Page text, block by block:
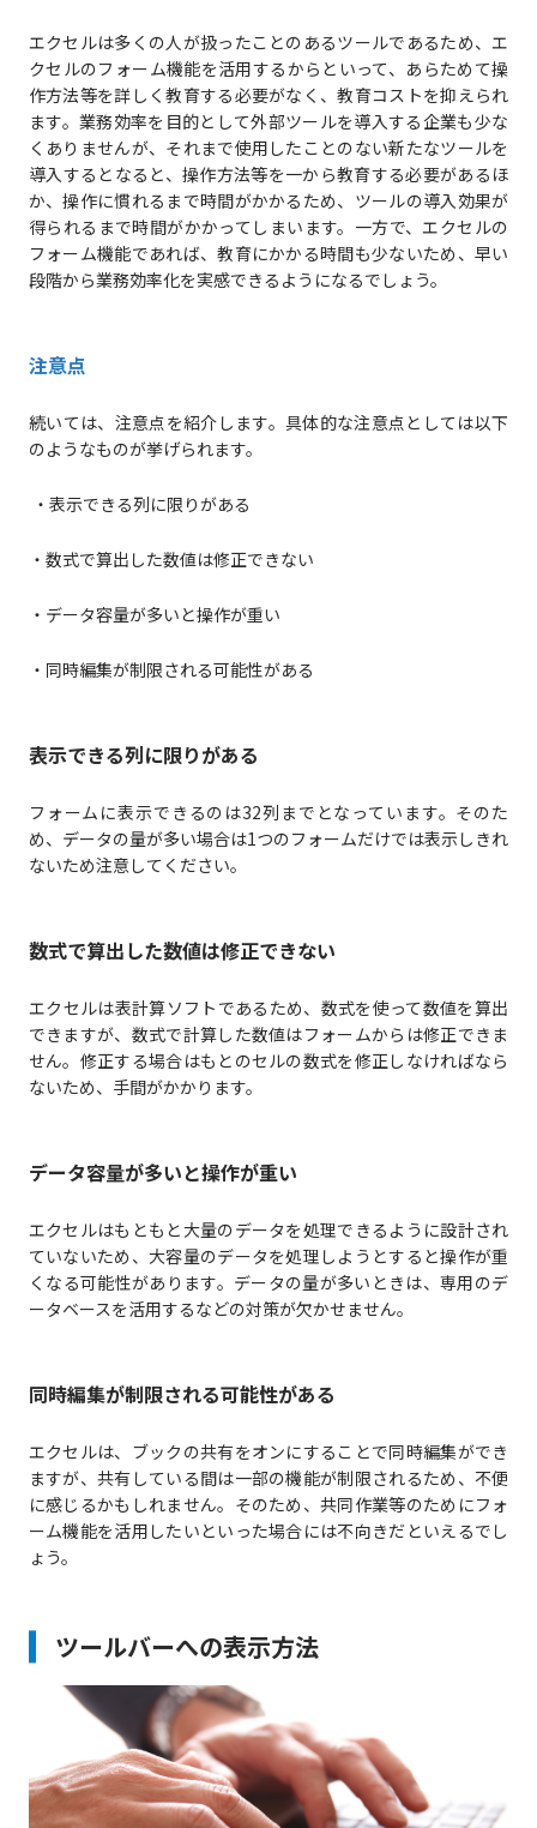
エクセルは多くの人が扱ったことのあるツールであるため、エ
クセルのフォーム機能を活用するからといって、あらためて操
作方法等を詳しく教育する必要がなく、教育コストを抑えられ
ます。業務効率を目的として外部ツールを導入する企業も少な
くありませんが、それまで使用したことのない新たなツールを
導入するとなると、操作方法等を一から教育する必要があるほ
か、操作に慣れるまで時間がかかるため、ツールの導入効果が
得られるまで時間がかかってしまいます。一方で、エクセルの
フォーム機能であれば、教育にかかる時間も少ないため、早い
段階から業務効率化を実感できるようになるでしょう。
注意点
続いては、注意点を紹介します。具体的な注意点としては以下
のようなものが挙げられます。
・表示できる列に限りがある
・数式で算出した数値は修正できない
・データ容量が多いと操作が重い
・同時編集が制限される可能性がある
表示できる列に限りがある
フォームに表示できるのは32列までとなっています。そのた
め、データの量が多い場合は1つのフォームだけでは表示しきれ
ないため注意してください。
数式で算出した数値は修正できない
エクセルは表計算ソフトであるため、数式を使って数値を算出
できますが、数式で計算した数値はフォームからは修正できま
せん。修正する場合はもとのセルの数式を修正しなければなら
ないため、手間がかかります。
データ容量が多いと操作が重い
エクセルはもともと大量のデータを処理できるように設計され
ていないため、大容量のデータを処理しようとすると操作が重
くなる可能性があります。データの量が多いときは、専用のデ
ータベースを活用するなどの対策が欠かせません。
同時編集が制限される可能性がある
エクセルは、ブックの共有をオンにすることで同時編集ができ
ますが、共有している間は一部の機能が制限されるため、不便
に感じるかもしれません。そのため、共同作業等のためにフォ
ーム機能を活用したいといった場合には不向きだといえるでし
ょう。
ツールバーへの表示方法